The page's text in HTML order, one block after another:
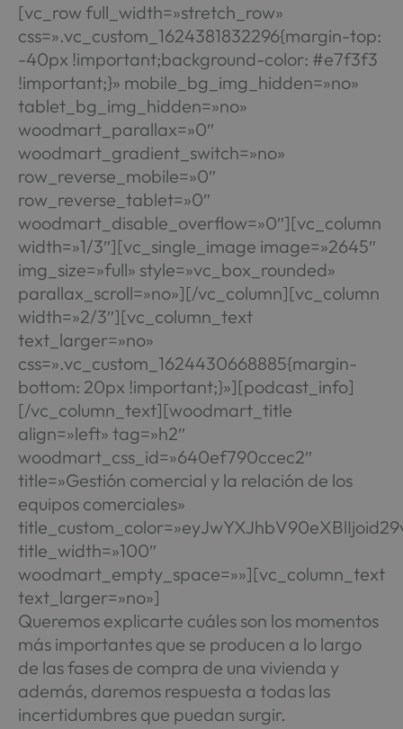
[vc_row full_width=»stretch_row»
css=».vc_custom_1624381832296{margin-top:
-40px !important;background-color: #e7f3f3
!important;}» mobile_bg_img_hidden=»no»
tablet_bg_img_hidden=»no»
woodmart_parallax=»0″
woodmart_gradient_switch=»no»
row_reverse_mobile=»0″
row_reverse_tablet=»0″
woodmart_disable_overflow=»0″][vc_column
width=»1/3″][vc_single_image image=»2645″
img_size=»full» style=»vc_box_rounded»
parallax_scroll=»no»][/vc_column][vc_column
width=»2/3″][vc_column_text
text_larger=»no»
css=».vc_custom_1624430668885{margin-
bottom: 20px !important;}»][podcast_info]
[/vc_column_text][woodmart_title
align=»left» tag=»h2″
woodmart_css_id=»640ef790ccec2″
title=»Gestión comercial y la relación de los
equipos comerciales»
title_width=»100″
woodmart_empty_space=»»][vc_column_text
text_larger=»no»]
Queremos explicarte cuáles son los momentos
más importantes que se producen a lo largo
de las fases de compra de una vivienda y
además, daremos respuesta a todas las
incertidumbres que puedan surgir.